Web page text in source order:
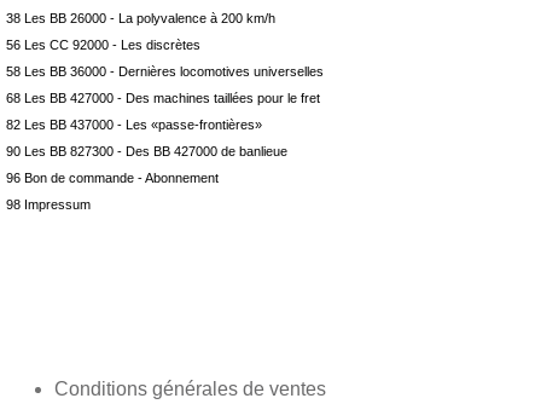
38 Les BB 26000 - La polyvalence à 200 km/h
56 Les CC 92000 - Les discrètes
58 Les BB 36000 - Dernières locomotives universelles
68 Les BB 427000 - Des machines taillées pour le fret
82 Les BB 437000 - Les «passe-frontières»
90 Les BB 827300 - Des BB 427000 de banlieue
96 Bon de commande - Abonnement
98 Impressum
Conditions générales de ventes